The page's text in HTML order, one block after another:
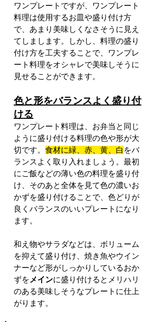
ワンプレートですが、ワンプレート
料理は使用するお皿や盛り付け方
で、あまり美味しくなさそうに見え
てしまします。しかし、料理の盛り
付け方を工夫することで、ワンプレ
ート料理をオシャレで美味しそうに
見せることができます。
色と形をバランスよく盛り付
ける
ワンプレート料理は、お弁当と同じ
ように盛り付ける料理の色や形が大
切です。 食材に緑、赤、黄、白 をバ
ランスよく取り入れましょう。最初
にご飯などの薄い色の料理を盛り付
け、そのあと全体を見て色の濃いお
かずを盛り付けることで、色どりが
良くバランスのいいプレートになり
ます。
和え物やサラダなどは、ボリューム
を抑えて盛り付け、焼き魚やウイン
ナーなど形がしっかりしているおか
ずを メインに盛り付けるとメリハリ
のある美味しそうなプレートに仕上
がります。